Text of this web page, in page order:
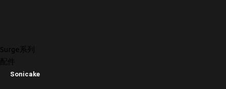
Surge系列
配件
Sonicake